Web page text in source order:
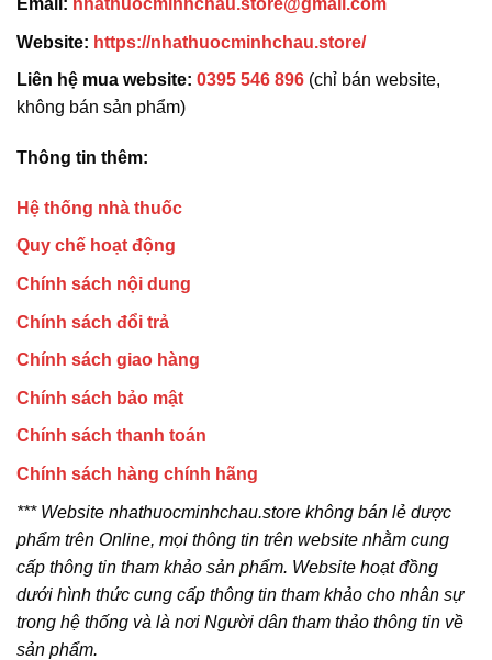
Email: nhathuocminhchau.store@gmail.com
Website: https://nhathuocminhchau.store/
Liên hệ mua website: 0395 546 896 (chỉ bán website,
không bán sản phẩm)
Thông tin thêm:
Hệ thống nhà thuốc
Quy chế hoạt động
Chính sách nội dung
Chính sách đổi trả
Chính sách giao hàng
Chính sách bảo mật
Chính sách thanh toán
Chính sách hàng chính hãng
*** Website nhathuocminhchau.store không bán lẻ dược
phẩm trên Online, mọi thông tin trên website nhằm cung
cấp thông tin tham khảo sản phẩm. Website hoạt đồng
dưới hình thức cung cấp thông tin tham khảo cho nhân sự
trong hệ thống và là nơi Người dân tham thảo thông tin về
sản phẩm.